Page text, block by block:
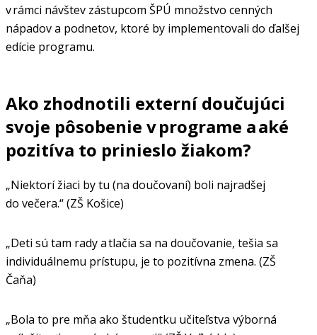
v rámci návštev zástupcom ŠPÚ množstvo cenných
nápadov a podnetov, ktoré by implementovali do ďalšej
edície programu.
Ako zhodnotili externí doučujúci
svoje pôsobenie v programe a aké
pozitíva to prinieslo žiakom?
„Niektorí žiaci by tu (na doučovaní) boli najradšej
do večera.“ (ZŠ Košice)
„Deti sú tam rady a tlačia sa na doučovanie, tešia sa
individuálnemu prístupu, je to pozitívna zmena. (ZŠ
Čaňa)
„Bola to pre mňa ako študentku učiteľstva výborná